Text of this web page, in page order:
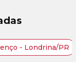
- Londrina/PR